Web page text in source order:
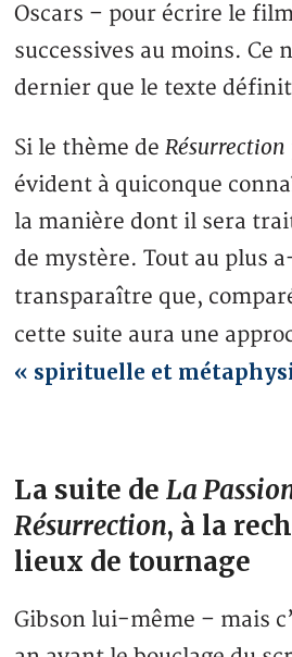
Oscars – pour écrire le
successives au moins. Ce
dernier que le texte
Si le thème deRésurrection
évident à quiconque
la manière dont il sera
de mystère. Tout au plus
transparaître que,
cette suite aura une
« spirituelle et
La suite deLa
Résurrection, à la
lieux de tournage
Gibson lui-même – mais